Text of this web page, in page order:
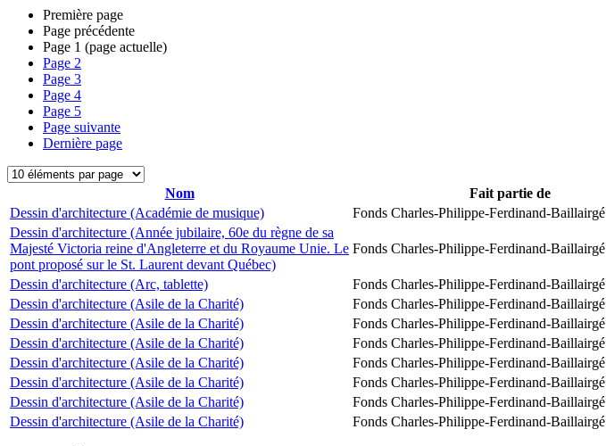
Première page
Page précédente
Page 1 (page actuelle)
Page 2
Page 3
Page 4
Page 5
Page suivante
Dernière page
Nom Fait partie de
Dessin d'architecture (Académie de musique)
Fonds Charles-Philippe-Ferdinand-Baillairgé
Dessin d'architecture (Année jubilaire, 60e du règne de sa
Majesté Victoria reine d'Angleterre et du Royaume Unie. Le
pont proposé sur le St. Laurent devant Québec)
Fonds Charles-Philippe-Ferdinand-Baillairgé
Dessin d'architecture (Arc, tablette) Fonds Charles-Philippe-Ferdinand-Baillairgé
Dessin d'architecture (Asile de la Charité)
Fonds Charles-Philippe-Ferdinand-Baillairgé
Dessin d'architecture (Asile de la Charité)
Fonds Charles-Philippe-Ferdinand-Baillairgé
Dessin d'architecture (Asile de la Charité)
Fonds Charles-Philippe-Ferdinand-Baillairgé
Dessin d'architecture (Asile de la Charité)
Fonds Charles-Philippe-Ferdinand-Baillairgé
Dessin d'architecture (Asile de la Charité)
Fonds Charles-Philippe-Ferdinand-Baillairgé
Dessin d'architecture (Asile de la Charité)
Fonds Charles-Philippe-Ferdinand-Baillairgé
Dessin d'architecture (Asile de la Charité)
Fonds Charles-Philippe-Ferdinand-Baillairgé